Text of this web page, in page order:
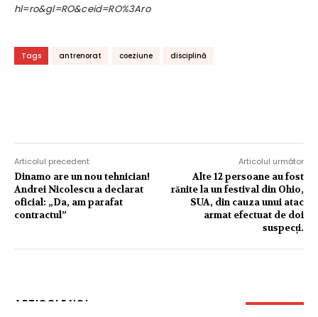
hl=ro&gl=RO&ceid=RO%3Aro
Tags antrenorat coeziune disciplină
Articolul precedent
Dinamo are un nou tehnician!
Andrei Nicolescu a declarat
oficial: „Da, am parafat
contractul”
Articolul următor
Alte 12 persoane au fost
rănite la un festival din Ohio,
SUA, din cauza unui atac
armat efectuat de doi
suspecți.
ARTICOLE NOI